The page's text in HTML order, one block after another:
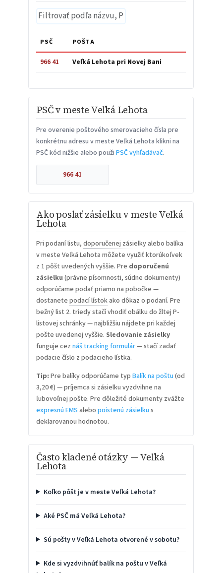
PSČ POŠTA
966 41 Veľká Lehota pri Novej Bani
PSČ v meste Veľká Lehota
Pre overenie poštového smerovacieho čísla pre
konkrétnu adresu v meste Veľká Lehota klikni na
PSČ kód nižšie alebo použi PSČ vyhľadávač.
966 41
Ako poslať zásielku v meste Veľká
Lehota
Pri podaní listu, doporučenej zásielkyalebo balíka
v meste Veľká Lehota môžete využiť ktorúkoľvek
z 1 pôšt uvedených vyššie. Pre doporučenú
zásielku (právne písomnosti, súdne dokumenty)
odporúčame podať priamo na pobočke —
dostanete podací lístokako dôkaz o podaní. Pre
bežný list 2. triedy stačí vhodiť obálku do žltej P-
listovej schránky — najbližšiu nájdete pri každej
pošte uvedenej vyššie. Sledovanie zásielky
funguje cez náš tracking formulár— stačí zadať
podacie číslo z podacieho lístka.
Tip: Pre balíky odporúčame typ Balík na poštu (od
3,20 €) — príjemca si zásielku vyzdvihne na
ľubovoľnej pošte. Pre dôležité dokumenty zvážte
expresnú EMS alebo poistenú zásielku s
deklarovanou hodnotou.
Často kladené otázky — Veľká
Lehota
Koľko pôšt je v meste Veľká Lehota?
Aké PSČ má Veľká Lehota?
Sú pošty v Veľká Lehota otvorené v sobotu?
Kde si vyzdvihnúť balík na poštu v Veľká